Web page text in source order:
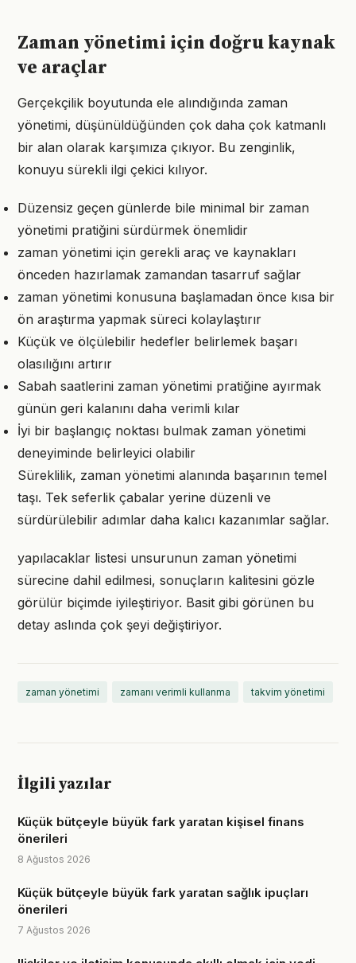
Zaman yönetimi için doğru kaynak
ve araçlar
Gerçekçilik boyutunda ele alındığında zaman
yönetimi, düşünüldüğünden çok daha çok katmanlı
bir alan olarak karşımıza çıkıyor. Bu zenginlik,
konuyu sürekli ilgi çekici kılıyor.
Düzensiz geçen günlerde bile minimal bir zaman
yönetimi pratiğini sürdürmek önemlidir
zaman yönetimi için gerekli araç ve kaynakları
önceden hazırlamak zamandan tasarruf sağlar
zaman yönetimi konusuna başlamadan önce kısa bir
ön araştırma yapmak süreci kolaylaştırır
Küçük ve ölçülebilir hedefler belirlemek başarı
olasılığını artırır
Sabah saatlerini zaman yönetimi pratiğine ayırmak
günün geri kalanını daha verimli kılar
İyi bir başlangıç noktası bulmak zaman yönetimi
deneyiminde belirleyici olabilir
Süreklilik, zaman yönetimi alanında başarının temel
taşı. Tek seferlik çabalar yerine düzenli ve
sürdürülebilir adımlar daha kalıcı kazanımlar sağlar.
yapılacaklar listesi unsurunun zaman yönetimi
sürecine dahil edilmesi, sonuçların kalitesini gözle
görülür biçimde iyileştiriyor. Basit gibi görünen bu
detay aslında çok şeyi değiştiriyor.
zaman yönetimi zamanı verimli kullanma takvim yönetimi
İlgili yazılar
Küçük bütçeyle büyük fark yaratan kişisel finans
önerileri
8 Ağustos 2026
Küçük bütçeyle büyük fark yaratan sağlık ipuçları
önerileri
7 Ağustos 2026